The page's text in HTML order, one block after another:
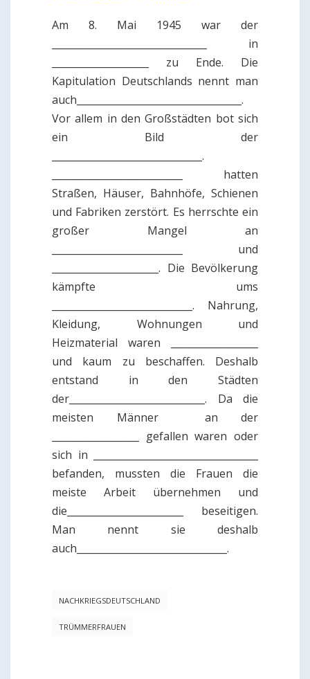
Am 8. Mai 1945 war der
________________________________ in
____________________ zu Ende. Die
Kapitulation Deutschlands nennt man
auch__________________________________.
Vor allem in den Großstädten bot sich
ein Bild der
_______________________________.
___________________________ hatten
Straßen, Häuser, Bahnhöfe, Schienen
und Fabriken zerstört. Es herrschte ein
großer Mangel an
___________________________ und
______________________. Die Bevölkerung
kämpfte ums
_____________________________. Nahrung,
Kleidung, Wohnungen und
Heizmaterial waren __________________
und kaum zu beschaffen. Deshalb
entstand in den Städten
der____________________________. Da die
meisten Männer an der
__________________ gefallen waren oder
sich in __________________________________
befanden, mussten die Frauen die
meiste Arbeit übernehmen und
die________________________ beseitigen.
Man nennt sie deshalb
auch_______________________________.
NACHKRIEGSDEUTSCHLAND
TRÜMMERFRAUEN